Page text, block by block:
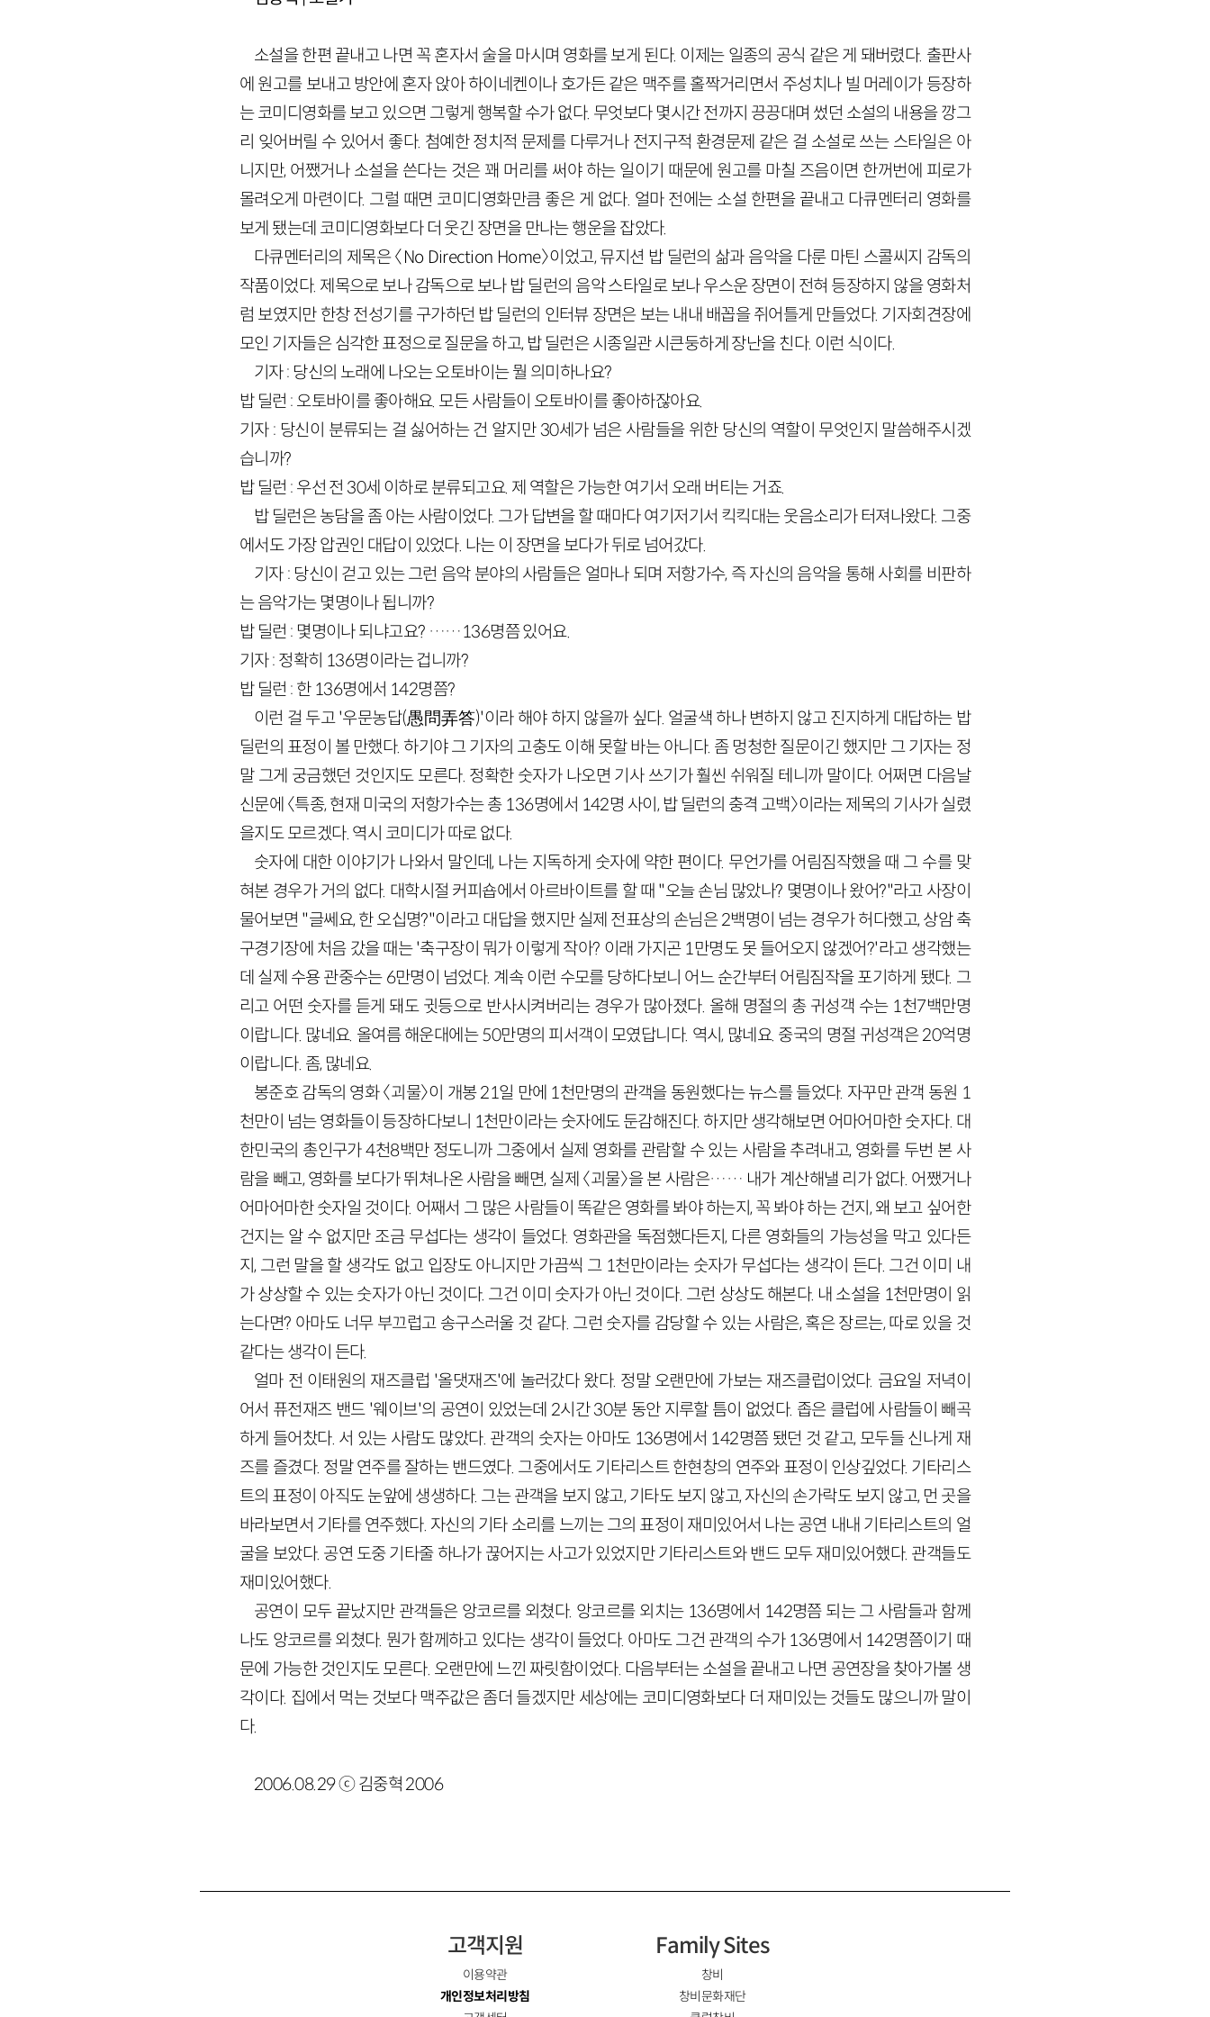
소설을 한편 끝내고 나면 꼭 혼자서 술을 마시며 영화를 보게 된다. 이제는 일종의 공식 같은 게 돼버렸다. 출판사
에 원고를 보내고 방안에 혼자 앉아 하이네켄이나 호가든 같은 맥주를 홀짝거리면서 주성치나 빌 머레이가 등장하
는 코미디영화를 보고 있으면 그렇게 행복할 수가 없다. 무엇보다 몇시간 전까지 끙끙대며 썼던 소설의 내용을 깡그
리 잊어버릴 수 있어서 좋다. 첨예한 정치적 문제를 다루거나 전지구적 환경문제 같은 걸 소설로 쓰는 스타일은 아
니지만, 어쨌거나 소설을 쓴다는 것은 꽤 머리를 써야 하는 일이기 때문에 원고를 마칠 즈음이면 한꺼번에 피로가
몰려오게 마련이다. 그럴 때면 코미디영화만큼 좋은 게 없다. 얼마 전에는 소설 한편을 끝내고 다큐멘터리 영화를
보게 됐는데 코미디영화보다 더 웃긴 장면을 만나는 행운을 잡았다.
다큐멘터리의 제목은 〈No Direction Home〉이었고, 뮤지션 밥 딜런의 삶과 음악을 다룬 마틴 스콜씨지 감독의
작품이었다. 제목으로 보나 감독으로 보나 밥 딜런의 음악 스타일로 보나 우스운 장면이 전혀 등장하지 않을 영화처
럼 보였지만 한창 전성기를 구가하던 밥 딜런의 인터뷰 장면은 보는 내내 배꼽을 쥐어틀게 만들었다. 기자회견장에
모인 기자들은 심각한 표정으로 질문을 하고, 밥 딜런은 시종일관 시큰둥하게 장난을 친다. 이런 식이다.
기자 : 당신의 노래에 나오는 오토바이는 뭘 의미하나요?
밥 딜런 : 오토바이를 좋아해요. 모든 사람들이 오토바이를 좋아하잖아요.
기자 : 당신이 분류되는 걸 싫어하는 건 알지만 30세가 넘은 사람들을 위한 당신의 역할이 무엇인지 말씀해주시겠
습니까?
밥 딜런 : 우선 전 30세 이하로 분류되고요. 제 역할은 가능한 여기서 오래 버티는 거죠.
밥 딜런은 농담을 좀 아는 사람이었다. 그가 답변을 할 때마다 여기저기서 킥킥대는 웃음소리가 터져나왔다. 그중
에서도 가장 압권인 대답이 있었다. 나는 이 장면을 보다가 뒤로 넘어갔다.
기자 : 당신이 걷고 있는 그런 음악 분야의 사람들은 얼마나 되며 저항가수, 즉 자신의 음악을 통해 사회를 비판하
는 음악가는 몇명이나 됩니까?
밥 딜런 : 몇명이나 되냐고요? ……136명쯤 있어요.
기자 : 정확히 136명이라는 겁니까?
밥 딜런 : 한 136명에서 142명쯤?
이런 걸 두고 '우문농답(愚問弄答)'이라 해야 하지 않을까 싶다. 얼굴색 하나 변하지 않고 진지하게 대답하는 밥
딜런의 표정이 볼 만했다. 하기야 그 기자의 고충도 이해 못할 바는 아니다. 좀 멍청한 질문이긴 했지만 그 기자는 정
말 그게 궁금했던 것인지도 모른다. 정확한 숫자가 나오면 기사 쓰기가 훨씬 쉬워질 테니까 말이다. 어쩌면 다음날
신문에 〈특종, 현재 미국의 저항가수는 총 136명에서 142명 사이, 밥 딜런의 충격 고백〉이라는 제목의 기사가 실렸
을지도 모르겠다. 역시 코미디가 따로 없다.
숫자에 대한 이야기가 나와서 말인데, 나는 지독하게 숫자에 약한 편이다. 무언가를 어림짐작했을 때 그 수를 맞
혀본 경우가 거의 없다. 대학시절 커피숍에서 아르바이트를 할 때 "오늘 손님 많았나? 몇명이나 왔어?"라고 사장이
물어보면 "글쎄요, 한 오십명?"이라고 대답을 했지만 실제 전표상의 손님은 2백명이 넘는 경우가 허다했고, 상암 축
구경기장에 처음 갔을 때는 '축구장이 뭐가 이렇게 작아? 이래 가지곤 1만명도 못 들어오지 않겠어?'라고 생각했는
데 실제 수용 관중수는 6만명이 넘었다. 계속 이런 수모를 당하다보니 어느 순간부터 어림짐작을 포기하게 됐다. 그
리고 어떤 숫자를 듣게 돼도 귓등으로 반사시켜버리는 경우가 많아졌다. 올해 명절의 총 귀성객 수는 1천7백만명
이랍니다. 많네요. 올여름 해운대에는 50만명의 피서객이 모였답니다. 역시, 많네요. 중국의 명절 귀성객은 20억명
이랍니다. 좀, 많네요.
봉준호 감독의 영화 〈괴물〉이 개봉 21일 만에 1천만명의 관객을 동원했다는 뉴스를 들었다. 자꾸만 관객 동원 1
천만이 넘는 영화들이 등장하다보니 1천만이라는 숫자에도 둔감해진다. 하지만 생각해보면 어마어마한 숫자다. 대
한민국의 총인구가 4천8백만 정도니까 그중에서 실제 영화를 관람할 수 있는 사람을 추려내고, 영화를 두번 본 사
람을 빼고, 영화를 보다가 뛰쳐나온 사람을 빼면, 실제 〈괴물〉을 본 사람은…… 내가 계산해낼 리가 없다. 어쨌거나
어마어마한 숫자일 것이다. 어째서 그 많은 사람들이 똑같은 영화를 봐야 하는지, 꼭 봐야 하는 건지, 왜 보고 싶어한
건지는 알 수 없지만 조금 무섭다는 생각이 들었다. 영화관을 독점했다든지, 다른 영화들의 가능성을 막고 있다든
지, 그런 말을 할 생각도 없고 입장도 아니지만 가끔씩 그 1천만이라는 숫자가 무섭다는 생각이 든다. 그건 이미 내
가 상상할 수 있는 숫자가 아닌 것이다. 그건 이미 숫자가 아닌 것이다. 그런 상상도 해본다. 내 소설을 1천만명이 읽
는다면? 아마도 너무 부끄럽고 송구스러울 것 같다. 그런 숫자를 감당할 수 있는 사람은, 혹은 장르는, 따로 있을 것
같다는 생각이 든다.
얼마 전 이태원의 재즈클럽 '올댓재즈'에 놀러갔다 왔다. 정말 오랜만에 가보는 재즈클럽이었다. 금요일 저녁이
어서 퓨전재즈 밴드 '웨이브'의 공연이 있었는데 2시간 30분 동안 지루할 틈이 없었다. 좁은 클럽에 사람들이 빼곡
하게 들어찼다. 서 있는 사람도 많았다. 관객의 숫자는 아마도 136명에서 142명쯤 됐던 것 같고, 모두들 신나게 재
즈를 즐겼다. 정말 연주를 잘하는 밴드였다. 그중에서도 기타리스트 한현창의 연주와 표정이 인상깊었다. 기타리스
트의 표정이 아직도 눈앞에 생생하다. 그는 관객을 보지 않고, 기타도 보지 않고, 자신의 손가락도 보지 않고, 먼 곳을
바라보면서 기타를 연주했다. 자신의 기타 소리를 느끼는 그의 표정이 재미있어서 나는 공연 내내 기타리스트의 얼
굴을 보았다. 공연 도중 기타줄 하나가 끊어지는 사고가 있었지만 기타리스트와 밴드 모두 재미있어했다. 관객들도
재미있어했다.
공연이 모두 끝났지만 관객들은 앙코르를 외쳤다. 앙코르를 외치는 136명에서 142명쯤 되는 그 사람들과 함께
나도 앙코르를 외쳤다. 뭔가 함께하고 있다는 생각이 들었다. 아마도 그건 관객의 수가 136명에서 142명쯤이기 때
문에 가능한 것인지도 모른다. 오랜만에 느낀 짜릿함이었다. 다음부터는 소설을 끝내고 나면 공연장을 찾아가볼 생
각이다. 집에서 먹는 것보다 맥주값은 좀더 들겠지만 세상에는 코미디영화보다 더 재미있는 것들도 많으니까 말이
다.
2006.08.29 ⓒ 김중혁 2006
고객지원
이용약관
개인정보처리방침
Family Sites
창비
창비문화재단